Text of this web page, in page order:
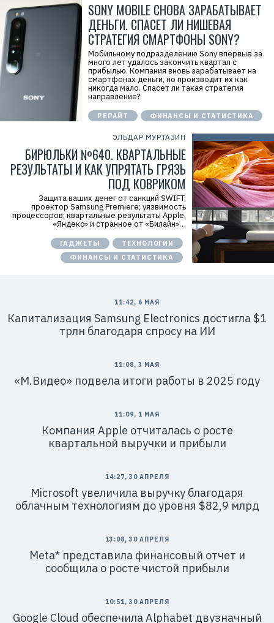
SONY MOBILE СНОВА ЗАРАБАТЫВАЕТ
ДЕНЬГИ. СПАСЕТ ЛИ НИШЕВАЯ
СТРАТЕГИЯ СМАРТФОНЫ SONY?
Мобильному подразделению Sony впервые за
много лет удалось закончить квартал с
прибылью. Компания вновь зарабатывает на
смартфонах деньги, но производит их как
никогда мало. Спасет ли такая стратегия
направление?
РЕРАЙТ ФИНАНСЫ И СТАТИСТИКА
ЭЛЬДАР МУРТАЗИН
БИРЮЛЬКИ №640. КВАРТАЛЬНЫЕ
РЕЗУЛЬТАТЫ И КАК УПРЯТАТЬ ГРЯЗЬ
ПОД КОВРИКОМ
Защита ваших денег от санкций SWIFT;
проектор Samsung Premiere; уязвимость
процессоров; квартальные результаты Apple,
«Яндекс» и странное от «Билайн»…
ГАДЖЕТЫ
ТЕХНОЛОГИИ
ФИНАНСЫ И СТАТИСТИКА
11:42, 6 МАЯ
Капитализация Samsung Electronics достигла $1
трлн благодаря спросу на ИИ
11:08, 3 МАЯ
«М.Видео» подвела итоги работы в 2025 году
11:09, 1 МАЯ
Компания Apple отчиталась о росте
квартальной выручки и прибыли
14:27, 30 АПРЕЛЯ
Microsoft увеличила выручку благодаря
облачным технологиям до уровня $82,9 млрд
13:08, 30 АПРЕЛЯ
Meta* представила финансовый отчет и
сообщила о росте чистой прибыли
10:51, 30 АПРЕЛЯ
Google Cloud обеспечила Alphabet двузначный